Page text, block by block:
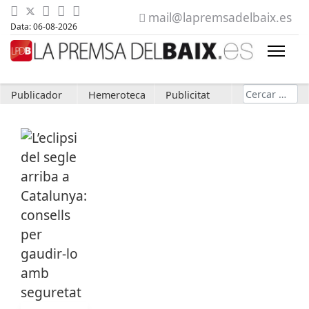
Data: 06-08-2026
mail@lapremsadelbaix.es
Publicador Hemeroteca Publicitat Cerca